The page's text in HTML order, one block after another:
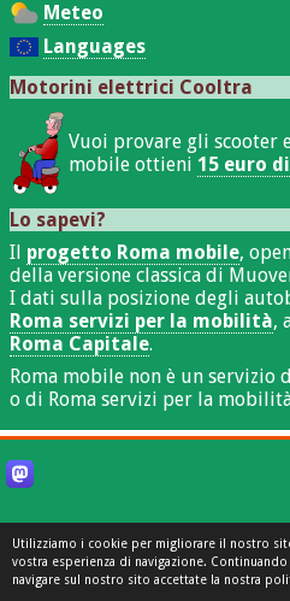
Utilizziamo i cookie per migliorare il nostro
vostra esperienza di navigazione. Continuando
navigare sul nostro sito accettate la nostra
Meteo
Languages
Motorini elettrici Cooltra
Vuoi provare gli scooter
mobile ottieni 15 euro
Lo sapevi?
Il progetto Roma mobile,
della versione classica di
I dati sulla posizione degli
Roma servizi per la mobilità,
Roma Capitale.
Roma mobile non è un servizio
o di Roma servizi per la